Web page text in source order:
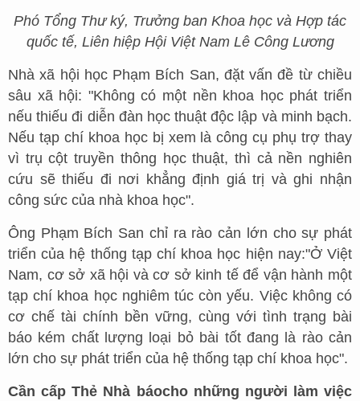
Phó Tổng Thư ký, Trưởng ban Khoa học và Hợp tác
quốc tế, Liên hiệp Hội Việt Nam Lê Công Lương
Nhà xã hội học Phạm Bích San, đặt vấn đề từ chiều
sâu xã hội: "Không có một nền khoa học phát triển
nếu thiếu đi diễn đàn học thuật độc lập và minh bạch.
Nếu tạp chí khoa học bị xem là công cụ phụ trợ thay
vì trụ cột truyền thông học thuật, thì cả nền nghiên
cứu sẽ thiếu đi nơi khẳng định giá trị và ghi nhận
công sức của nhà khoa học".
Ông Phạm Bích San chỉ ra rào cản lớn cho sự phát
triển của hệ thống tạp chí khoa học hiện nay:"Ở Việt
Nam, cơ sở xã hội và cơ sở kinh tế để vận hành một
tạp chí khoa học nghiêm túc còn yếu. Việc không có
cơ chế tài chính bền vững, cùng với tình trạng bài
báo kém chất lượng loại bỏ bài tốt đang là rào cản
lớn cho sự phát triển của hệ thống tạp chí khoa học".
Cần cấp Thẻ Nhà báocho những người làm việc